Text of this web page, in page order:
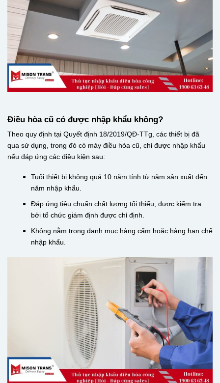
Điều hòa cũ có được nhập khẩu không?
Theo quy định tại Quyết định 18/2019/QĐ-TTg, các thiết bị đã
qua sử dụng, trong đó có máy điều hòa cũ, chỉ được nhập khẩu
nếu đáp ứng các điều kiện sau:
Tuổi thiết bị không quá 10 năm tính từ năm sản xuất đến
năm nhập khẩu.
Đáp ứng tiêu chuẩn chất lượng tối thiểu, được kiểm tra
bởi tổ chức giám định được chỉ định.
Không nằm trong danh mục hàng cấm hoặc hàng hạn chế
nhập khẩu.